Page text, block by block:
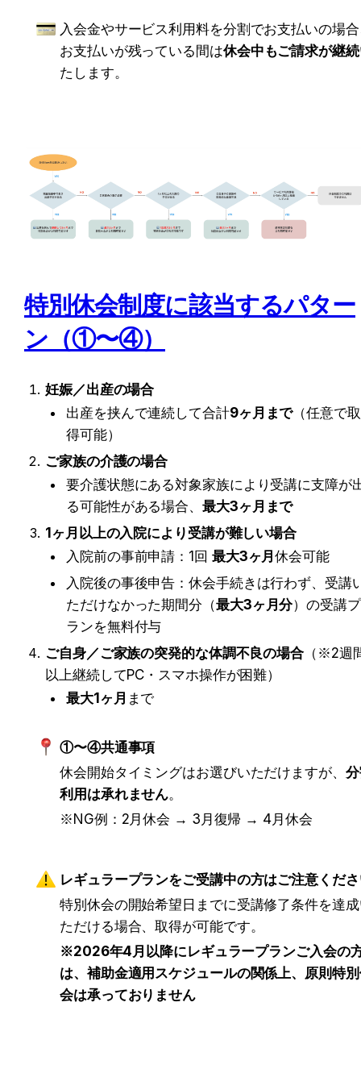
入会金やサービス利用料を分割でお支払いの場
お支払いが残っている間は休会中もご請求が継続
たします。
特別休会制度に該当するパター
ン（①〜④）
妊娠／出産の場合
出産を挟んで連続して合計9ヶ月まで（任意で取
得可能）
ご家族の介護の場合
要介護状態にある対象家族により受講に支障が
る可能性がある場合、 最大3ヶ月まで
1ヶ月以上の入院により受講が難しい場合
入院前の事前申請：1回 最大3ヶ月休会可能
入院後の事後申告：休会手続きは行わず、受講
ただけなかった期間分（最大3ヶ月分）の受講プ
ランを無料付与
ご自身／ご家族の突発的な体調不良の場合 （※2週
以上継続してPC・スマホ操作が困難）
最大1ヶ月 まで
①〜④共通事項
休会開始タイミングはお選びいただけますが、
利用は承れません。
※NG例：2月休会 → 3月復帰 → 4月休会
レギュラープランをご受講中の方はご注意くだ
特別休会の開始希望日までに受講修了条件を達
ただける場合、取得が可能です。
※2026年4月以降にレギュラープランご入会の
は、補助金適用スケジュールの関係上、原則特
会は承っておりません